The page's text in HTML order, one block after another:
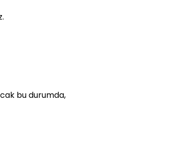
bu durumda,